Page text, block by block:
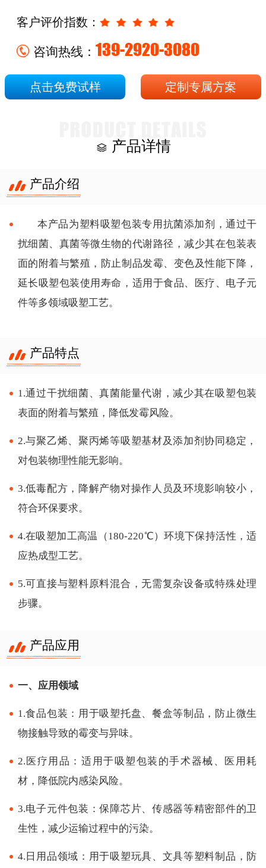
客户评价指数：
咨询热线： 139-2920-3080
点击免费试样 定制专属方案
产品详情
产品介绍
本产品为塑料吸塑包装专用抗菌添加剂，通过干
扰细菌、真菌等微生物的代谢路径，减少其在包装表
面的附着与繁殖，防止制品发霉、变色及性能下降，
延长吸塑包装使用寿命，适用于食品、医疗、电子元
件等多领域吸塑工艺。
产品特点
1.通过干扰细菌、真菌能量代谢，减少其在吸塑包装
表面的附着与繁殖，降低发霉风险。
2.与聚乙烯、聚丙烯等吸塑基材及添加剂协同稳定，
对包装物理性能无影响。
3.低毒配方，降解产物对操作人员及环境影响较小，
符合环保要求。
4.在吸塑加工高温（180-220℃）环境下保持活性，适
应热成型工艺。
5.可直接与塑料原料混合，无需复杂设备或特殊处理
步骤。
产品应用
一、应用领域
1.食品包装：用于吸塑托盘、餐盒等制品，防止微生
物接触导致的霉变与异味。
2.医疗用品：适用于吸塑包装的手术器械、医用耗
材，降低院内感染风险。
3.电子元件包装：保障芯片、传感器等精密部件的卫
生性，减少运输过程中的污染。
4.日用品领域：用于吸塑玩具、文具等塑料制品，防